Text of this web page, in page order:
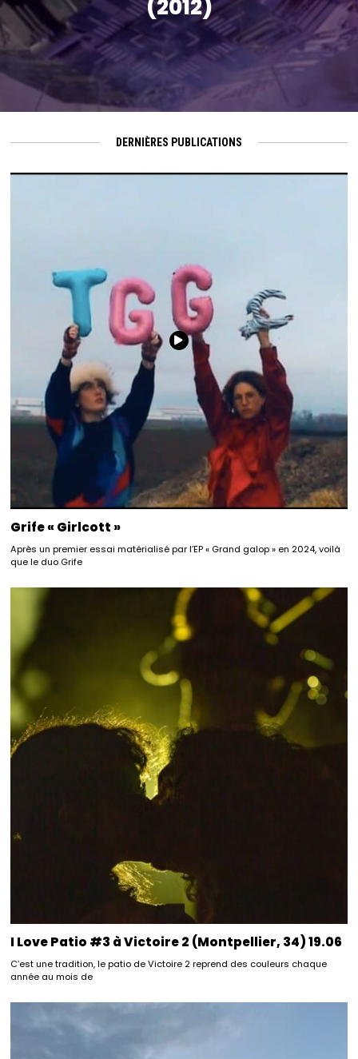
(2012)
DERNIÈRES PUBLICATIONS
Grife « Girlcott »
Après un premier essai matérialisé par l’EP « Grand galop » en 2024, voilà
que le duo Grife
I Love Patio #3 à Victoire 2 (Montpellier, 34) 19.06
C’est une tradition, le patio de Victoire 2 reprend des couleurs chaque
année au mois de